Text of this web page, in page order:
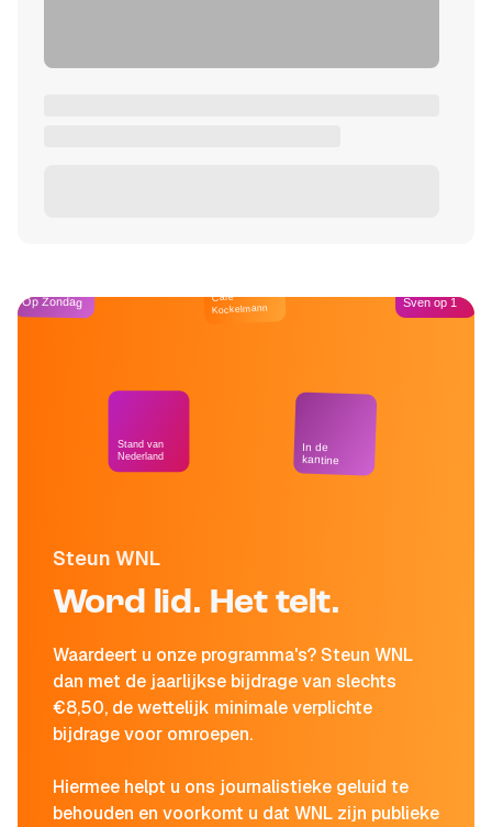
Steun WNL
Word lid. Het telt.
Waardeert u onze programma's? Steun WNL
dan met de jaarlijkse bijdrage van slechts
€8,50, de wettelijk minimale verplichte
bijdrage voor omroepen.
Hiermee helpt u ons journalistieke geluid te
behouden en voorkomt u dat WNL zijn publieke
Op Zondag
Stand van
Nederland
Café
Kockelmann
In de
kantine
Sven op 1